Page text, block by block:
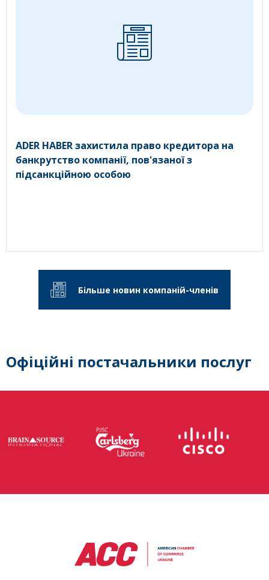
ADER HABER захистила право кредитора на
банкрутство компанії, пов'язаної з
підсанкційною особою
Більше новин компаній-членів
Офіційні постачальники послуг